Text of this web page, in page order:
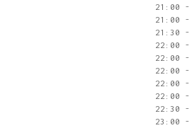
21:00
21:00
21:30 -
22:00 -
22:00 -
22:00
22:00 -
22:00 -
22:30
23:00 -